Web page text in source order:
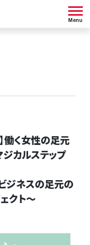
Menu
働く女性の足元
カルステップ
ジネスの足元の
クト〜